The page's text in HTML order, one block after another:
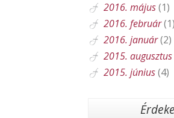
2016. május(1)
2016. február(1)
2016. január(2)
2015. augusztus
2015. június(4)